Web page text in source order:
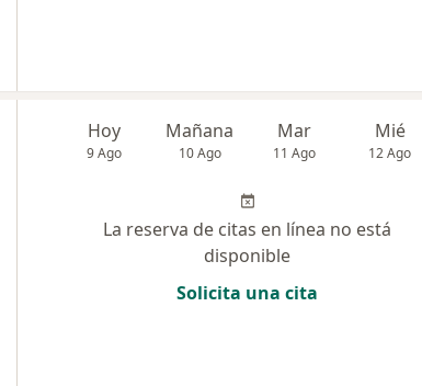
Hoy
9 Ago
Mañana
10 Ago
Mar
11 Ago
Mié
12 Ago
La reserva de citas en línea no está
disponible
Solicita una cita